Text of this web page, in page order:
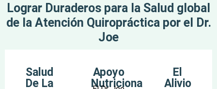
Lograr Duraderos para la Salud global
de la Atención Quiropráctica por el Dr.
Joe
Salud
De La
Apoyo
Nutricional
El
Alivio